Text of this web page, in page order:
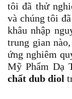
tôi đã thử
và chúng tôi
khâu nhập
trung gian
ứng nghiêm
Mỹ Phẩm Dạ
chất dub diol